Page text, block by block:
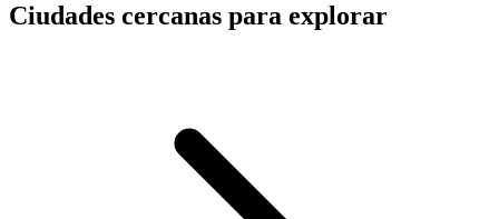
Ciudades cercanas para explorar